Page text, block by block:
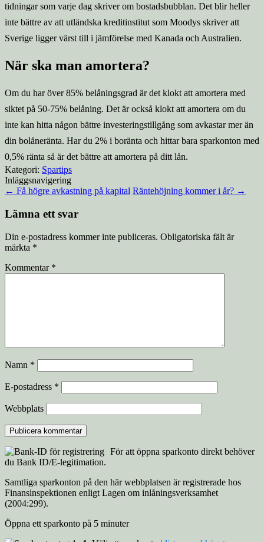
tidningar som varje dag skriver om bostadsbubblan. Det blir heller
inte bättre av att utländska kreditinstitut som Moodys skriver att
Sverige ligger värst till i jämförelse med Kanada och Australien.
När ska man amortera?
Om du har över 85% belåningsgrad är det klokt att amortera med
siktet på 50-75% belåning. Det är också klokt att amortera om du
inte kan hitta någon bättre investeringstillgång som avkastar mer än
din bolåneränta. Har du 2% i boränta och hittar bara sparkonton med
0,5% ränta så är det bättre att amortera på ditt lån.
Kategori: Spartips
Inläggsnavigering
← Få högre avkastning på kapital Räntehöjning kommer i år? →
Lämna ett svar
Din e-postadress kommer inte publiceras. Obligatoriska fält är
märkta *
Kommentar *
Namn *
E-postadress *
Webbplats
För att öppna sparkonto direkt behöver
du Bank ID/E-legitimation.
Samtliga sparkonton på den här webbplatsen är registrerade hos
Finansinspektionen enligt Lagen om inlåningsverksamhet
(2004:299).
Öppna ett sparkonto på 5 minuter